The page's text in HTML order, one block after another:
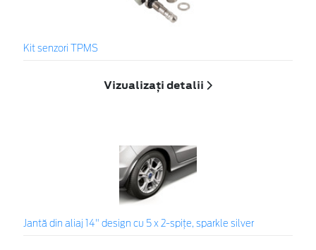
Kit senzori TPMS
Vizualizați detalii
Jantă din aliaj 14" design cu 5 x 2-spiţe, sparkle silver